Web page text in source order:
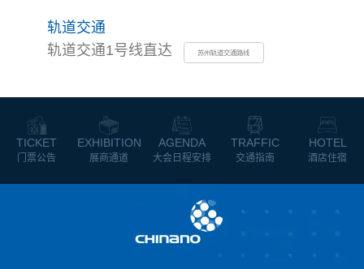
轨道交通
轨道交通1号线直达
苏州轨道交通路线
TICKET
门票公告
EXHIBITION
展商通道
AGENDA
大会日程安排
TRAFFIC
交通指南
HOTEL
酒店住宿